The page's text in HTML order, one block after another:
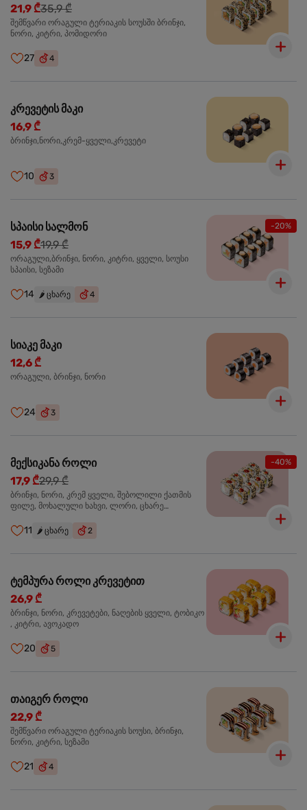
21,9 ₾35,9 ₾
შემწვარი ორაგული ტერიაკის სოუსში ბრინჯი,
ნორი, კიტრი, პომიდორი
27 4
კრევეტის მაკი
16,9 ₾
ბრინჯი,ნორი,კრემ-ყველი,კრევეტი
10 3
-20%
სპაისი სალმონ
15,9 ₾19,9 ₾
ორაგული,ბრინჯი, ნორი, კიტრი, ყველი, სოუსი
სპაისი, სეზამი
14 🌶️ ცხარე 4
სიაკე მაკი
12,6 ₾
ორაგული, ბრინჯი, ნორი
24 3
-40%
მექსიკანა როლი
17,9 ₾29,9 ₾
ბრინჯი, ნორი, კრემ ყველი, შებოლილი ქათმის
ფილე, მოხალული ხახვი, ლორი, ცხარე
11 🌶️ ცხარე 2
ტემპურა როლი კრევეტით
26,9 ₾
ბრინჯი, ნორი, კრევეტები, ნაღების ყველი, ტობიკო
, კიტრი, ავოკადო
20 5
თაიგერ როლი
22,9 ₾
შემწვარი ორაგული ტერიაკის სოუსი, ბრინჯი,
ნორი, კიტრი, სეზამი
21 4